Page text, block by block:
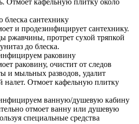
блеска сантехнику
и продезинфицирует сантехнику.
ржавчины, протрет сухой тряпкой
до блеска.
раковину
раковину, очистит от следов
и мыльных разводов, удалит
налет. Отмоет кафельную плитку
ванную/душевую кабину
отмоет ванну или душевую
специальные средства